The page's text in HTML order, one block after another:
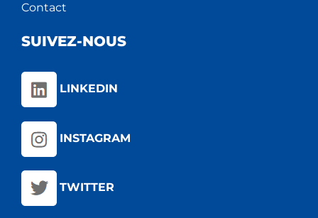
Contact
SUIVEZ-NOUS
LINKEDIN
INSTAGRAM
TWITTER